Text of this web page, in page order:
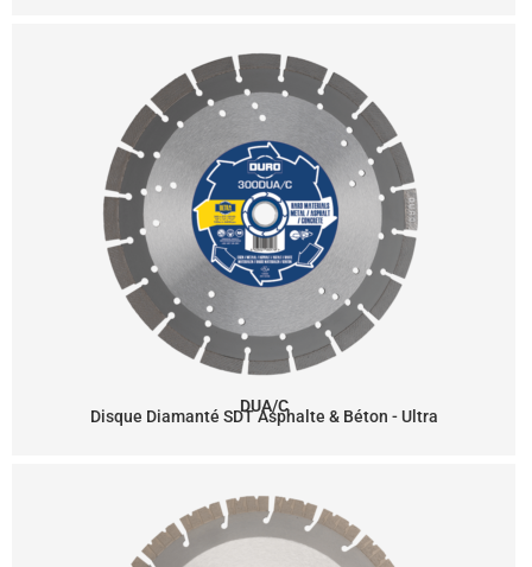
DUA/C
Disque Diamanté SDT Asphalte & Béton - Ultra